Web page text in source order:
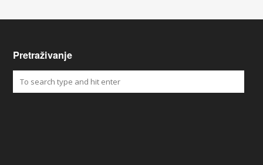
Pretraživanje